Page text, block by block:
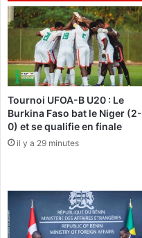
t
l
o
n
s
s
o
n
r
i
v
i
r
e
b
u
r
k
i
b
H
a
Tournoi UFOA-B U20 : Le
Burkina Faso bat le Niger (2-
0) et se qualifie en finale
il y a 29 minutes